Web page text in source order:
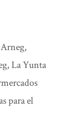
Arneg,
,La Yunta
para el